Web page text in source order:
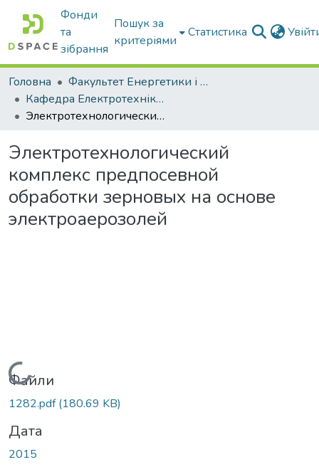
Фонди
та
зібрання
Пошук за
критеріями
Статистика
Головна
Факультет Енергетики і комп'ютерних технологій
Кафедра Електротехніки і електромеханіки ім. проф. В.В. Овчарова
Электротехнологический комплекс предпосевной обработки зерновых на основе электроаерозолей
Электротехнологический
комплекс предпосевной
обработки зерновых на основе
электроаерозолей
Вантажиться...
Файли
1282.pdf(180.69 KB)
Дата
2015